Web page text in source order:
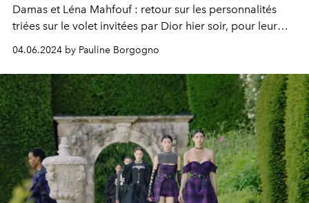
Damas et Léna Mahfouf : retour sur les personnalités
triées sur le volet invitées par Dior hier soir, pour leur
défilé Cruise 2025 en Écosse.
04.06.2024 by Pauline Borgogno